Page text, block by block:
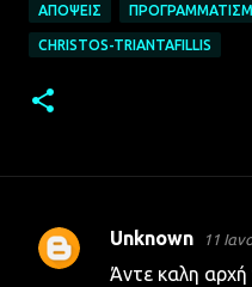
ΑΠΌΨΕΙΣ
CHRISTOS-TRIANTAFILLIS
Σ
Unknown 11
Άντε καλη